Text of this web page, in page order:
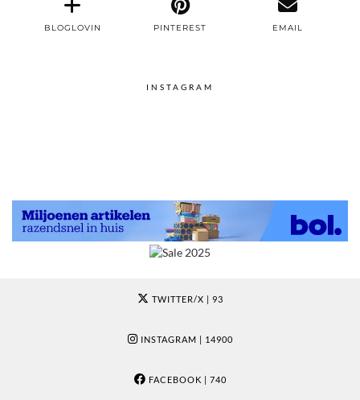
BLOGLOVIN PINTEREST EMAIL
INSTAGRAM
TWITTER/X | 93
INSTAGRAM | 14900
FACEBOOK | 740